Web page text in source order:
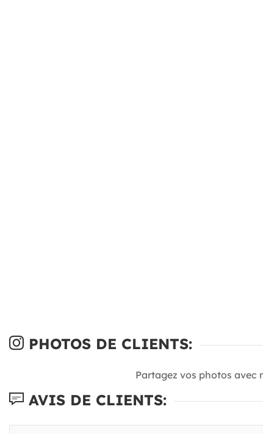
PHOTOS DE CLIENTS:
Partagez vos photos avec
AVIS DE CLIENTS: